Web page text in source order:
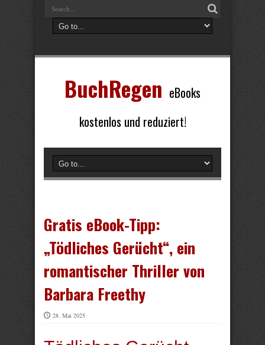
BuchRegen eBooks
kostenlos und reduziert!
Gratis eBook-Tipp:
„Tödliches Gerücht“, ein
romantischer Thriller von
Barbara Freethy
28. Mai 2025